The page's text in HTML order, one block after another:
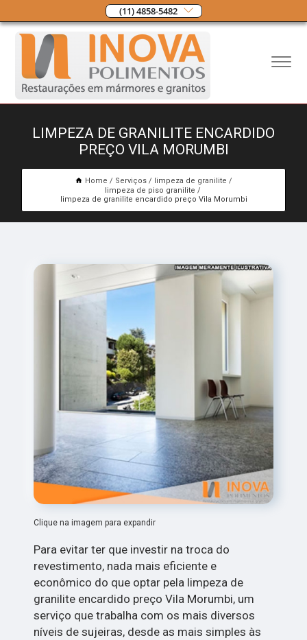
(11) 4858-5482
LIMPEZA DE GRANILITE ENCARDIDO
PREÇO VILA MORUMBI
Home Serviços
limpeza de granilite
limpeza de piso granilite
limpeza de granilite encardido preço Vila Morumbi
Clique na imagem para expandir
Para evitar ter que investir na troca do
revestimento, nada mais eficiente e
econômico do que optar pela limpeza de
granilite encardido preço Vila Morumbi, um
serviço que trabalha com os mais diversos
níveis de sujeiras, desde as mais simples às